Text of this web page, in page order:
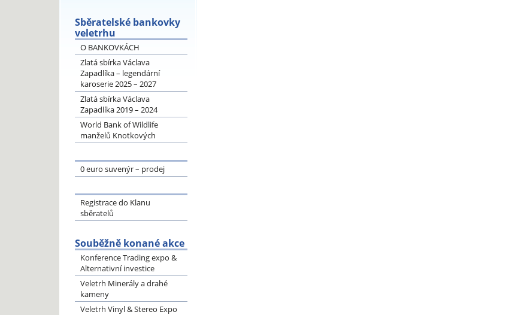
Sběratelské bankovky
veletrhu
O BANKOVKÁCH
Zlatá sbírka Václava
Zapadlíka – legendární
karoserie 2025 – 2027
Zlatá sbírka Václava
Zapadlíka 2019 – 2024
World Bank of Wildlife
manželů Knotkových
0 euro suvenýr – prodej
Registrace do Klanu
sběratelů
Souběžně konané akce
Konference Trading expo &
Alternativní investice
Veletrh Minerály a drahé
kameny
Veletrh Vinyl & Stereo Expo